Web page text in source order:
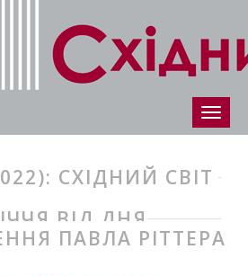
СХІДНИЙ СВІТ
ВІД ДНЯ
ПАВЛА РІТТЕРА